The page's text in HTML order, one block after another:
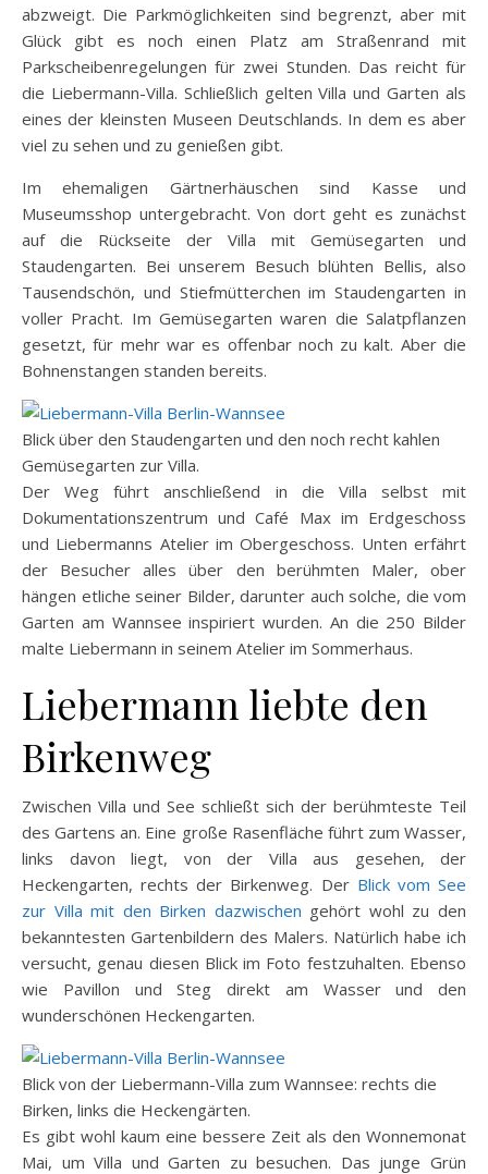
abzweigt. Die Parkmöglichkeiten sind begrenzt, aber mit
Glück gibt es noch einen Platz am Straßenrand mit
Parkscheibenregelungen für zwei Stunden. Das reicht für
die Liebermann-Villa. Schließlich gelten Villa und Garten als
eines der kleinsten Museen Deutschlands. In dem es aber
viel zu sehen und zu genießen gibt.
Im ehemaligen Gärtnerhäuschen sind Kasse und
Museumsshop untergebracht. Von dort geht es zunächst
auf die Rückseite der Villa mit Gemüsegarten und
Staudengarten. Bei unserem Besuch blühten Bellis, also
Tausendschön, und Stiefmütterchen im Staudengarten in
voller Pracht. Im Gemüsegarten waren die Salatpflanzen
gesetzt, für mehr war es offenbar noch zu kalt. Aber die
Bohnenstangen standen bereits.
Blick über den Staudengarten und den noch recht kahlen
Gemüsegarten zur Villa.
Der Weg führt anschließend in die Villa selbst mit
Dokumentationszentrum und Café Max im Erdgeschoss
und Liebermanns Atelier im Obergeschoss. Unten erfährt
der Besucher alles über den berühmten Maler, ober
hängen etliche seiner Bilder, darunter auch solche, die vom
Garten am Wannsee inspiriert wurden. An die 250 Bilder
malte Liebermann in seinem Atelier im Sommerhaus.
Liebermann liebte den
Birkenweg
Zwischen Villa und See schließt sich der berühmteste Teil
des Gartens an. Eine große Rasenfläche führt zum Wasser,
links davon liegt, von der Villa aus gesehen, der
Heckengarten, rechts der Birkenweg. Der Blick vom See
zur Villa mit den Birken dazwischen gehört wohl zu den
bekanntesten Gartenbildern des Malers. Natürlich habe ich
versucht, genau diesen Blick im Foto festzuhalten. Ebenso
wie Pavillon und Steg direkt am Wasser und den
wunderschönen Heckengarten.
Blick von der Liebermann-Villa zum Wannsee: rechts die
Birken, links die Heckengärten.
Es gibt wohl kaum eine bessere Zeit als den Wonnemonat
Mai, um Villa und Garten zu besuchen. Das junge Grün